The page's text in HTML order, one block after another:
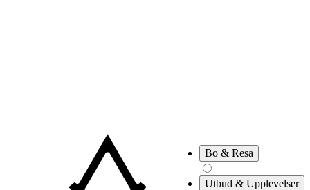
Bo & Resa
Utbud & Upplevelser